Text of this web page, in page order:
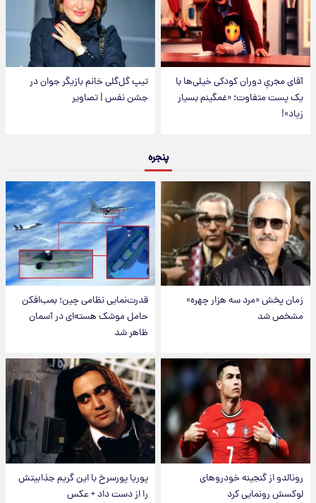
آقای مجریِ دوران کودکی خیلی‌ها با
یک پست متفاوت؛ «غمگینم بسیار
زیاد»!
تیپ گل‌گلی خانم بازیگر جوان در
جشن نفس | تصاویر
پنجره
زمان پخش «مرد سه هزار چهره»
مشخص شد
قدرت‌نمایی نظامی چین؛ بمب‌افکن
حامل موشک هسته‌ای در آسمان
ظاهر شد
رونالدو از گنجینه خودروهای
لوکسش رونمایی کرد
پوریا پورسرخ با این گریم جذابیتش
را از دست داد + عکس